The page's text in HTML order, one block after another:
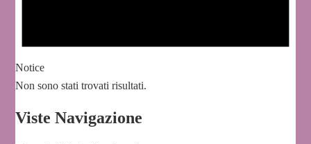
Notice
Non sono stati trovati risultati.
Viste Navigazione